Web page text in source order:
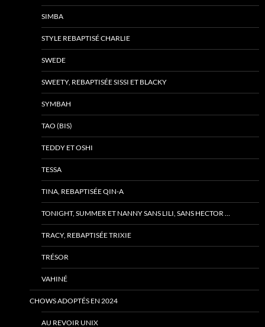
SIMBA
STYLE REBAPTISÉ CHARLIE
SWEDE
SWEETY, REBAPTISÉE SISSI ET BLACKY
SYMBAH
TAO (BIS)
TEDDY ET OSHI
TESSA
TINA, REBAPTISÉE QIN-A
TONIGHT, SUMMER ET NANNY SANS LILI, SANS HECTOR …
TRACY, REBAPTISÉE TRIXIE
TRÉSOR
VAHINÉ
CHOWS ADOPTÉS EN 2024
AU REVOIR UNIX